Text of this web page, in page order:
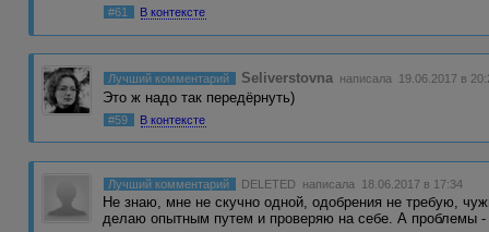
#61 В контексте
Лучший комментарий Seliverstovna написала 19.06.2017 в
Это ж надо так передёрнуть)
#59 В контексте
Лучший комментарий DELETED написала 18.06.2017 в 17:34
Не знаю, мне не скучно одной, одобрения не требую,
делаю опытным путем и проверяю на себе. А проблемы